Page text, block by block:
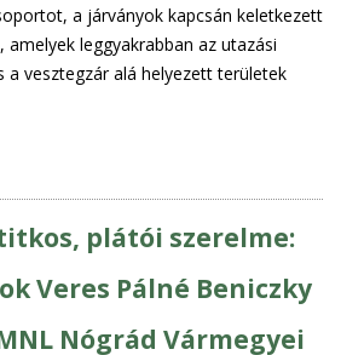
a járványok kapcsán keletkezett
leggyakrabban az utazási
vesztegzár alá helyezett területek
plátói szerelme:
Veres Pálné Beniczky
Nógrád Vármegyei